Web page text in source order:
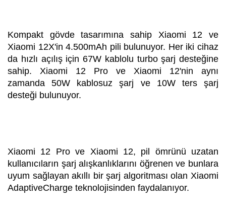
Kompakt gövde tasarımına sahip Xiaomi 12 ve
Xiaomi 12X'in 4.500mAh pili bulunuyor. Her iki cihaz
da hızlı açılış için 67W kablolu turbo şarj desteğine
sahip. Xiaomi 12 Pro ve Xiaomi 12'nin aynı
zamanda 50W kablosuz şarj ve 10W ters şarj
desteği bulunuyor.
Xiaomi 12 Pro ve Xiaomi 12, pil ömrünü uzatan
kullanıcıların şarj alışkanlıklarını öğrenen ve bunlara
uyum sağlayan akıllı bir şarj algoritması olan Xiaomi
AdaptiveCharge teknolojisinden faydalanıyor.